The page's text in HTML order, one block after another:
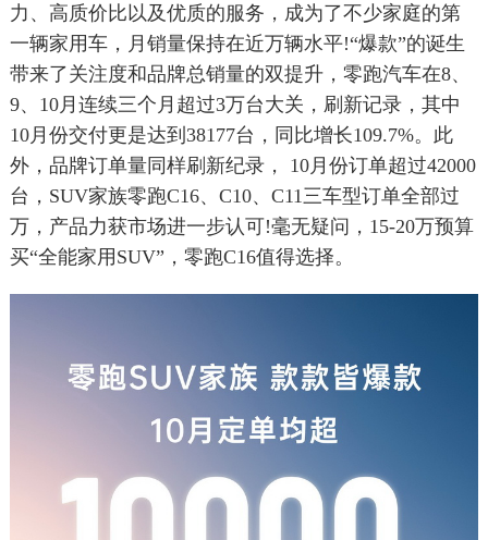
力、高质价比以及优质的服务，成为了不少家庭的第
一辆家用车，月销量保持在近万辆水平!“爆款”的诞生
带来了关注度和品牌总销量的双提升，零跑汽车在8、
9、10月连续三个月超过3万台大关，刷新记录，其中
10月份交付更是达到38177台，同比增长109.7%。此
外，品牌订单量同样刷新纪录， 10月份订单超过42000
台，SUV家族零跑C16、C10、C11三车型订单全部过
万，产品力获市场进一步认可!毫无疑问，15-20万预算
买“全能家用SUV”，零跑C16值得选择。